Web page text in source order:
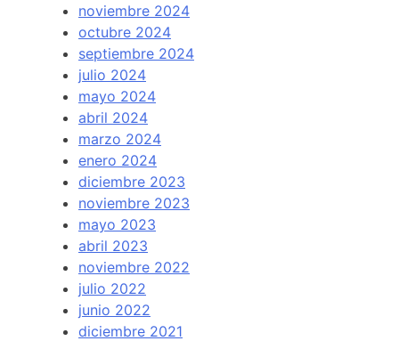
noviembre 2024
octubre 2024
septiembre 2024
julio 2024
mayo 2024
abril 2024
marzo 2024
enero 2024
diciembre 2023
noviembre 2023
mayo 2023
abril 2023
noviembre 2022
julio 2022
junio 2022
diciembre 2021